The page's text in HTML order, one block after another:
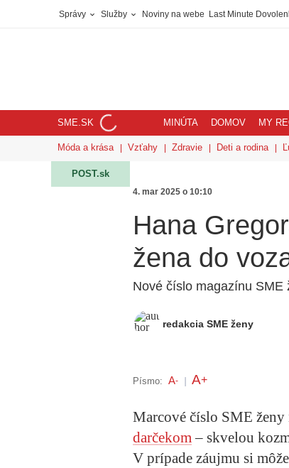
Správy Služby Noviny na webe Last Minute
SME.SK MINÚTA DOMOV MY
Móda a krása Vzťahy Zdravie Deti a rodina
POST.sk
4. mar 2025 o 10:10
Hana
žena do
Nové číslo magazínu SME
redakcia SME ženy
Písmo: A- | A+
Marcové číslo SME ženy
darčekom– skvelou
V prípade záujmu si